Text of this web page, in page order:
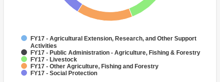
FY17 - Agricultural Extension, Research, and Other Support
Activities
FY17 - Public Administration - Agriculture, Fishing & Forestry
FY17 - Livestock
FY17 - Other Agriculture, Fishing and Forestry
FY17 - Social Protection